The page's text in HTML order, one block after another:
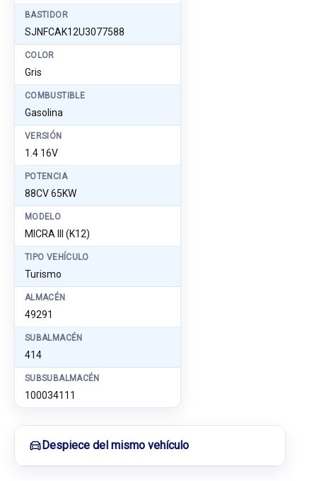
BASTIDOR
SJNFCAK12U3077588
COLOR
Gris
COMBUSTIBLE
Gasolina
VERSIÓN
1.4 16V
POTENCIA
88CV 65KW
MODELO
MICRA III (K12)
TIPO VEHÍCULO
Turismo
ALMACÉN
49291
SUBALMACÉN
414
SUBSUBALMACÉN
100034111
Despiece del mismo vehículo